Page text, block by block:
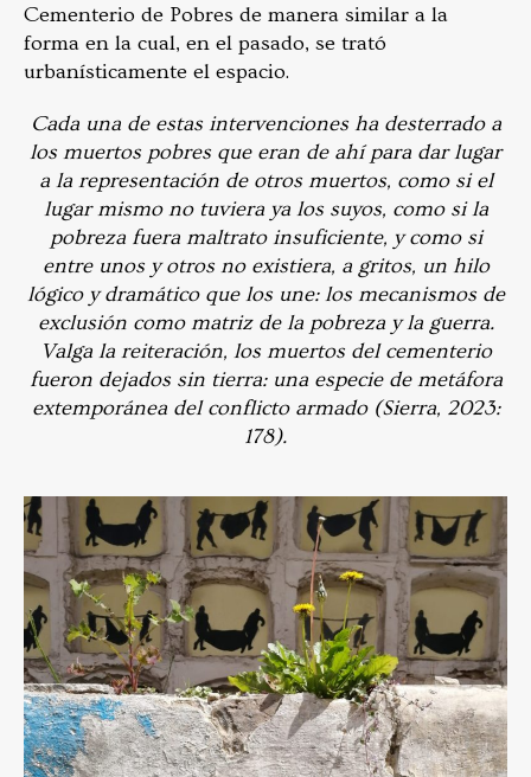
Cementerio de Pobres de manera similar a la
forma en la cual, en el pasado, se trató
urbanísticamente el espacio.
Cada una de estas intervenciones ha desterrado a
los muertos pobres que eran de ahí para dar lugar
a la representación de otros muertos, como si el
lugar mismo no tuviera ya los suyos, como si la
pobreza fuera maltrato insuficiente, y como si
entre unos y otros no existiera, a gritos, un hilo
lógico y dramático que los une: los mecanismos de
exclusión como matriz de la pobreza y la guerra.
Valga la reiteración, los muertos del cementerio
fueron dejados sin tierra: una especie de metáfora
extemporánea del conflicto armado (Sierra, 2023:
178).